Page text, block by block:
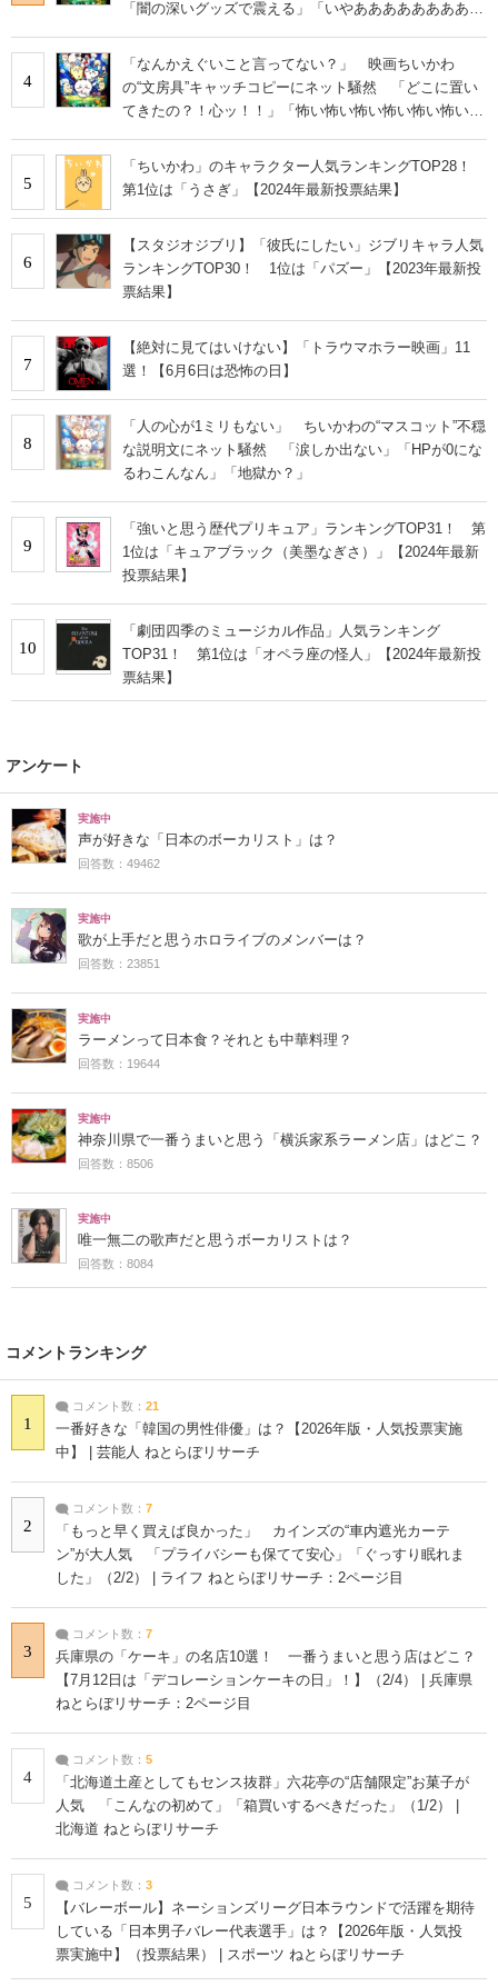
「闇の深いグッズで震える」「いやあああああああああ
4
「なんかえぐいこと言ってない？」 映画ちいかわ
の“文房具”キャッチコピーにネット騒然 「どこに置い
てきたの？！心ッ！！」「怖い怖い怖い怖い怖い怖い怖
5
「ちいかわ」のキャラクター人気ランキングTOP28！
第1位は「うさぎ」【2024年最新投票結果】
6
【スタジオジブリ】「彼氏にしたい」ジブリキャラ人気
ランキングTOP30！ 1位は「パズー」【2023年最新投
票結果】
7
【絶対に見てはいけない】「トラウマホラー映画」11
選！【6月6日は恐怖の日】
8
「人の心が1ミリもない」 ちいかわの“マスコット”不穏
な説明文にネット騒然 「涙しか出ない」「HPが0にな
るわこんなん」「地獄か？」
9
「強いと思う歴代プリキュア」ランキングTOP31！ 第
1位は「キュアブラック（美墨なぎさ）」【2024年最新
投票結果】
10
「劇団四季のミュージカル作品」人気ランキング
TOP31！ 第1位は「オペラ座の怪人」【2024年最新投
票結果】
アンケート
実施中
声が好きな「日本のボーカリスト」は？
回答数：49462
実施中
歌が上手だと思うホロライブのメンバーは？
回答数：23851
実施中
ラーメンって日本食？それとも中華料理？
回答数：19644
実施中
神奈川県で一番うまいと思う「横浜家系ラーメン店」はどこ？
回答数：8506
実施中
唯一無二の歌声だと思うボーカリストは？
回答数：8084
コメントランキング
1
コメント数： 21
一番好きな「韓国の男性俳優」は？【2026年版・人気投票実施
中】 | 芸能人 ねとらぼリサーチ
2
コメント数： 7
「もっと早く買えば良かった」 カインズの“車内遮光カーテ
ン”が大人気 「プライバシーも保てて安心」「ぐっすり眠れま
した」（2/2） | ライフ ねとらぼリサーチ：2ページ目
3
コメント数： 7
兵庫県の「ケーキ」の名店10選！ 一番うまいと思う店はどこ？
【7月12日は「デコレーションケーキの日」！】（2/4） | 兵庫県
ねとらぼリサーチ：2ページ目
4
コメント数： 5
「北海道土産としてもセンス抜群」六花亭の“店舗限定”お菓子が
人気 「こんなの初めて」「箱買いするべきだった」（1/2） |
北海道 ねとらぼリサーチ
5
コメント数： 3
【バレーボール】ネーションズリーグ日本ラウンドで活躍を期待
している「日本男子バレー代表選手」は？【2026年版・人気投
票実施中】（投票結果） | スポーツ ねとらぼリサーチ